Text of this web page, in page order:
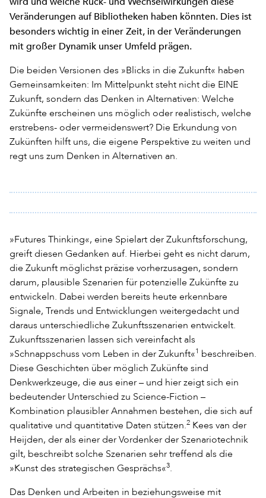
Veränderungen auf Bibliotheken haben könnten. Dies ist
besonders wichtig in einer Zeit, in der Veränderungen
mit großer Dynamik unser Umfeld prägen.
Die beiden Versionen des »Blicks in die Zukunft« haben
Gemeinsamkeiten: Im Mittelpunkt steht nicht die EINE
Zukunft, sondern das Denken in Alternativen: Welche
Zukünfte erscheinen uns möglich oder realistisch, welche
erstrebens- oder vermeidenswert? Die Erkundung von
Zukünften hilft uns, die eigene Perspektive zu weiten und
regt uns zum Denken in Alternativen an.
»Futures Thinking«, eine Spielart der Zukunftsforschung,
greift diesen Gedanken auf. Hierbei geht es nicht darum,
die Zukunft möglichst präzise vorherzusagen, sondern
darum, plausible Szenarien für potenzielle Zukünfte zu
entwickeln. Dabei werden bereits heute erkennbare
Signale, Trends und Entwicklungen weitergedacht und
daraus unterschiedliche Zukunftsszenarien entwickelt.
Zukunftsszenarien lassen sich vereinfacht als
»Schnappschuss vom Leben in der Zukunft«1 beschreiben.
Diese Geschichten über möglich Zukünfte sind
Denkwerkzeuge, die aus einer – und hier zeigt sich ein
bedeutender Unterschied zu Science-Fiction –
Kombination plausibler Annahmen bestehen, die sich auf
qualitative und quantitative Daten stützen.2 Kees van der
Heijden, der als einer der Vordenker der Szenariotechnik
gilt, beschreibt solche Szenarien sehr treffend als die
»Kunst des strategischen Gesprächs«3.
Das Denken und Arbeiten in beziehungsweise mit